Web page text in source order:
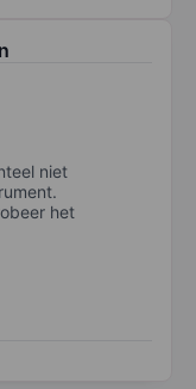
niet
het